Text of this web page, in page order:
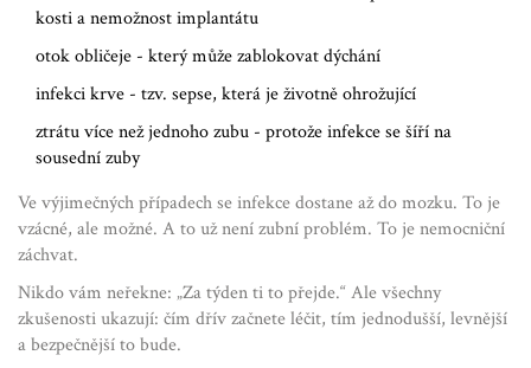
kosti a nemožnost implantátu
otok obličeje - který může zablokovat dýchání
infekci krve - tzv. sepse, která je životně ohrožující
ztrátu více než jednoho zubu - protože infekce se šíří na
sousední zuby
Ve výjimečných případech se infekce dostane až do mozku. To je
vzácné, ale možné. A to už není zubní problém. To je nemocniční
záchvat.
Nikdo vám neřekne: „Za týden ti to přejde.“ Ale všechny
zkušenosti ukazují: čím dřív začnete léčit, tím jednodušší, levnější
a bezpečnější to bude.